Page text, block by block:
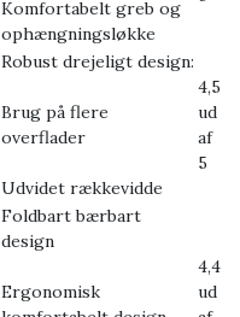
Komfortabelt greb og
ophængningsløkke
Robust drejeligt design:
Brug på flere
overflader
Udvidet rækkevidde
4,5
ud
af
5
Foldbart bærbart
design
Ergonomisk
4,4
ud